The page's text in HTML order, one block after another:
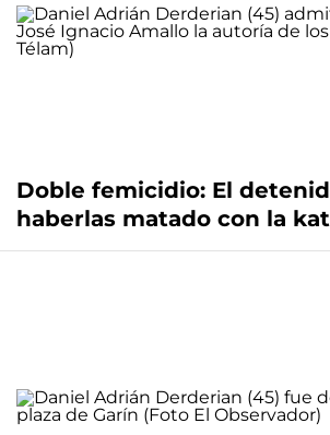
Doble femicidio: El
haberlas matado con la